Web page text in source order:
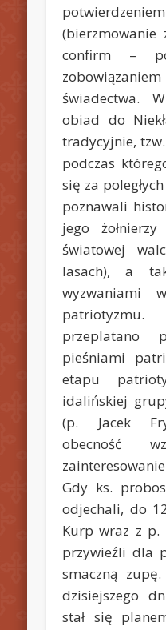
(bierzmowanie
confirm –
świadectwa.
obiad do
tradycyjnie,
podczas
się za
poznawali
jego
światowej
lasach), a
wyzwaniami
przeplatano
pieśniami
etapu
idalińskiej
(p. Jacek
obecność
Gdy ks.
odjechali, do
Kurp wraz z p.
przywieźli dla
smaczną
dzisiejszego
stał się